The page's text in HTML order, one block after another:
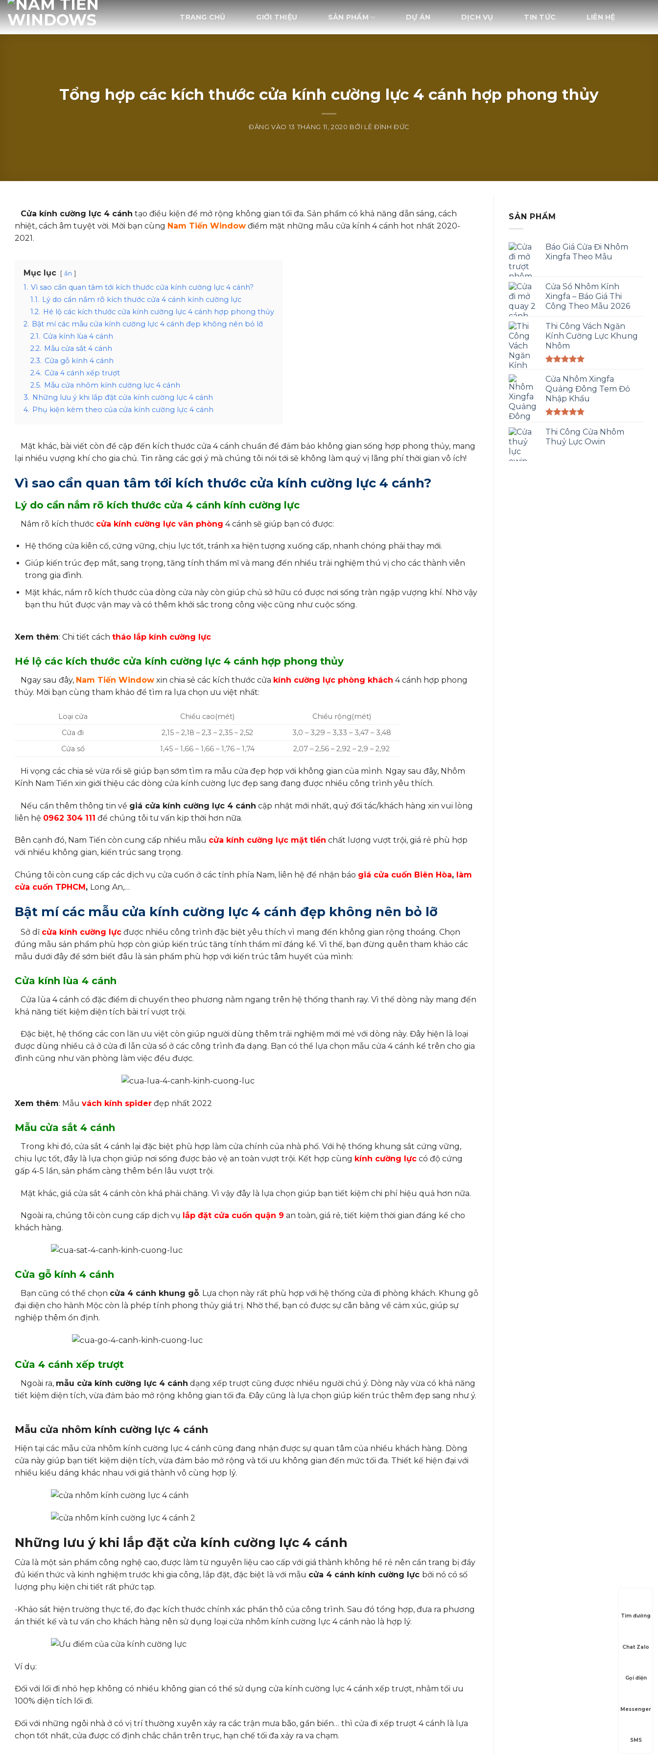
Bỏ
qua
nội
TRANG CHỦ GIỚI THIỆU SẢN PHẨM DỰ ÁN DỊCH VỤ TIN TỨC LIÊN HỆ
Tổng hợp các kích thước cửa kính cường lực 4 cánh hợp phong thủy
ĐĂNG VÀO 13 THÁNG 11, 2020 BỞI LÊ ĐÌNH ĐỨC
Cửa kính cường lực 4 cánh tạo điều kiện để mở rộng không gian tối đa. Sản phẩm có khả năng dẫn sáng, cách
nhiệt, cách âm tuyệt vời. Mời bạn cùng Nam Tiến Window điểm mặt những mẫu cửa kính 4 cánh hot nhất 2020-
2021.
Mục lục ẩn
1. Vì sao cần quan tâm tới kích thước cửa kính cường lực 4 cánh?
1.1. Lý do cần nắm rõ kích thước cửa 4 cánh kính cường lực
1.2. Hé lộ các kích thước cửa kính cường lực 4 cánh hợp phong thủy
2. Bật mí các mẫu cửa kính cường lực 4 cánh đẹp không nên bỏ lỡ
2.1. Cửa kính lùa 4 cánh
2.2. Mẫu cửa sắt 4 cánh
2.3. Cửa gỗ kính 4 cánh
2.4. Cửa 4 cánh xếp trượt
2.5. Mẫu cửa nhôm kính cường lực 4 cánh
3. Những lưu ý khi lắp đặt cửa kính cường lực 4 cánh
4. Phụ kiện kèm theo của cửa kính cường lực 4 cánh
Mặt khác, bài viết còn đề cập đến kích thước cửa 4 cánh chuẩn để đảm bảo không gian sống hợp phong thủy, mang
lại nhiều vượng khí cho gia chủ. Tin rằng các gợi ý mà chúng tôi nói tới sẽ không làm quý vị lãng phí thời gian vô ích!
Vì sao cần quan tâm tới kích thước cửa kính cường lực 4 cánh?
Lý do cần nắm rõ kích thước cửa 4 cánh kính cường lực
Nắm rõ kích thước cửa kính cường lực văn phòng 4 cánh sẽ giúp bạn có được:
Hệ thống cửa kiên cố, cứng vững, chịu lực tốt, tránh xa hiện tượng xuống cấp, nhanh chóng phải thay mới.
Giúp kiến trúc đẹp mắt, sang trọng, tăng tính thẩm mĩ và mang đến nhiều trải nghiệm thú vị cho các thành viên
trong gia đình.
Mặt khác, nắm rõ kích thước của dòng cửa này còn giúp chủ sở hữu có được nơi sống tràn ngập vượng khí. Nhờ vậy
bạn thu hút được vận may và có thêm khởi sắc trong công việc cũng như cuộc sống.
Xem thêm: Chi tiết cách tháo lắp kính cường lực
Hé lộ các kích thước cửa kính cường lực 4 cánh hợp phong thủy
Ngay sau đây, Nam Tiến Window xin chia sẻ các kích thước cửa kính cường lực phòng khách 4 cánh hợp phong
thủy. Mời bạn cùng tham khảo để tìm ra lựa chọn ưu việt nhất:
Loại cửa Chiều cao(mét)
Chiều rộng(mét)
Cửa đi
2,15 – 2,18 – 2,3 – 2,35 – 2,52
3,0 – 3,29 – 3,33 – 3,47 – 3,48
Cửa sổ
1,45 – 1,66 – 1,66 – 1,76 – 1,74 2,07 – 2,56 – 2,92 – 2,9 – 2,92
Hi vọng các chia sẻ vừa rồi sẽ giúp bạn sớm tìm ra mẫu cửa đẹp hợp với không gian của mình. Ngay sau đây, Nhôm
Kính Nam Tiến xin giới thiệu các dòng cửa kính cường lực đẹp sang đang được nhiều công trình yêu thích.
Nếu cần thêm thông tin về giá cửa kính cường lực 4 cánh cập nhật mới nhất, quý đối tác/khách hàng xin vui lòng
liên hệ 0962 304 111 để chúng tôi tư vấn kịp thời hơn nữa.
Bên cạnh đó, Nam Tiến còn cung cấp nhiều mẫu cửa kính cường lực mặt tiền chất lượng vượt trội, giá rẻ phù hợp
với nhiều không gian, kiến trúc sang trọng.
Chúng tôi còn cung cấp các dịch vụ cửa cuốn ở các tỉnh phía Nam, liên hệ để nhận báo giá cửa cuốn Biên Hòa, làm
cửa cuốn TPHCM , Long An,…
Bật mí các mẫu cửa kính cường lực 4 cánh đẹp không nên bỏ lỡ
Sở dĩ cửa kính cường lực được nhiều công trình đặc biệt yêu thích vì mang đến không gian rộng thoáng. Chọn
đúng mẫu sản phẩm phù hợp còn giúp kiến trúc tăng tính thẩm mĩ đáng kể. Vì thế, bạn đừng quên tham khảo các
mẫu dưới đây để sớm biết đâu là sản phẩm phù hợp với kiến trúc tâm huyết của mình:
Cửa kính lùa 4 cánh
Cửa lùa 4 cánh có đặc điểm di chuyển theo phương nằm ngang trên hệ thống thanh ray. Vì thế dòng này mang đến
khả năng tiết kiệm diện tích bài trí vượt trội.
Đặc biệt, hệ thống các con lăn ưu việt còn giúp người dùng thêm trải nghiệm mới mẻ với dòng này. Đây hiện là loại
được dùng nhiều cả ở cửa đi lẫn cửa sổ ở các công trình đa dạng. Bạn có thể lựa chọn mẫu cửa 4 cánh kể trên cho gia
đình cũng như văn phòng làm việc đều được.
Xem thêm: Mẫu vách kính spider đẹp nhất 2022
Mẫu cửa sắt 4 cánh
Trong khi đó, cửa sắt 4 cánh lại đặc biệt phù hợp làm cửa chính của nhà phố. Với hệ thống khung sắt cứng vững,
chịu lực tốt, đây là lựa chọn giúp nơi sống được bảo vệ an toàn vượt trội. Kết hợp cùng kính cường lực có độ cứng
gấp 4-5 lần, sản phẩm càng thêm bền lâu vượt trội.
Mặt khác, giá cửa sắt 4 cánh còn khá phải chăng. Vì vậy đây là lựa chọn giúp bạn tiết kiệm chi phí hiệu quả hơn nữa.
Ngoài ra, chúng tôi còn cung cấp dịch vụ lắp đặt cửa cuốn quận 9 an toàn, giá rẻ, tiết kiệm thời gian đáng kể cho
khách hàng.
Cửa gỗ kính 4 cánh
Bạn cũng có thể chọn cửa 4 cánh khung gỗ. Lựa chọn này rất phù hợp với hệ thống cửa đi phòng khách. Khung gỗ
đại diện cho hành Mộc còn là phép tính phong thủy giá trị. Nhờ thế, bạn có được sự cân bằng về cảm xúc, giúp sự
nghiệp thêm ổn định.
Cửa 4 cánh xếp trượt
Ngoài ra, mẫu cửa kính cường lực 4 cánh dạng xếp trượt cũng được nhiều người chú ý. Dòng này vừa có khả năng
tiết kiệm diện tích, vừa đảm bảo mở rộng không gian tối đa. Đây cũng là lựa chọn giúp kiến trúc thêm đẹp sang như ý.
Mẫu cửa nhôm kính cường lực 4 cánh
Hiện tại các mẫu cửa nhôm kính cường lực 4 cánh cũng đang nhận được sự quan tâm của nhiều khách hàng. Dòng
cửa này giúp bạn tiết kiệm diện tích, vừa đảm bảo mở rộng và tối ưu không gian đến mức tối đa. Thiết kế hiện đại với
nhiều kiểu dáng khác nhau với giá thành vô cùng hợp lý.
Những lưu ý khi lắp đặt cửa kính cường lực 4 cánh
Cửa là một sản phẩm công nghệ cao, được làm từ nguyên liệu cao cấp với giá thành không hề rẻ nên cần trang bị đầy
đủ kiến ​​thức và kinh nghiệm trước khi gia công, lắp đặt, đặc biệt là với mẫu cửa 4 cánh kính cường lực bởi nó có số
lượng phụ kiện chi tiết rất phức tạp.
-Khảo sát hiện trường thực tế, đo đạc kích thước chính xác phần thô của công trình. Sau đó tổng hợp, đưa ra phương
án thiết kế và tư vấn cho khách hàng nên sử dụng loại cửa nhôm kính cường lực 4 cánh nào là hợp lý.
Ví dụ:
Đối với lối đi nhỏ hẹp không có nhiều không gian có thể sử dụng cửa kính cường lực 4 cánh xếp trượt, nhằm tối ưu
100% diện tích lối đi.
Đối với những ngôi nhà ở có vị trí thường xuyên xảy ra các trận mưa bão, gần biển… thì cửa đi xếp trượt 4 cánh là lựa
chọn tốt nhất, cửa được cố định chắc chắn trên trục, hạn chế tối đa xảy ra va chạm.
SẢN PHẨM
Báo Giá Cửa Đi Nhôm
Xingfa Theo Mẫu
Cửa Sổ Nhôm Kính
Xingfa – Báo Giá Thi
Công Theo Mẫu 2026
Thi Công Vách Ngăn
Kính Cường Lực Khung
Nhôm
hạng5.00
5 sao
Cửa Nhôm Xingfa
Quảng Đông Tem Đỏ
Nhập Khẩu
hạng4.83
5 sao
Thi Công Cửa Nhôm
Thuỷ Lực Owin
Tìm đường
Chat Zalo
Gọi điện
Messenger
SMS